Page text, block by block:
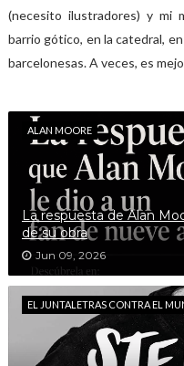
(necesito ilustradores) y mi
barrio gótico, en la catedral,
barcelonesas. A veces, es
ALAN MOORE
La respuesta de Alan
de su obra
Jun 09, 2026
EL JUNTALETRAS CONTRA EL